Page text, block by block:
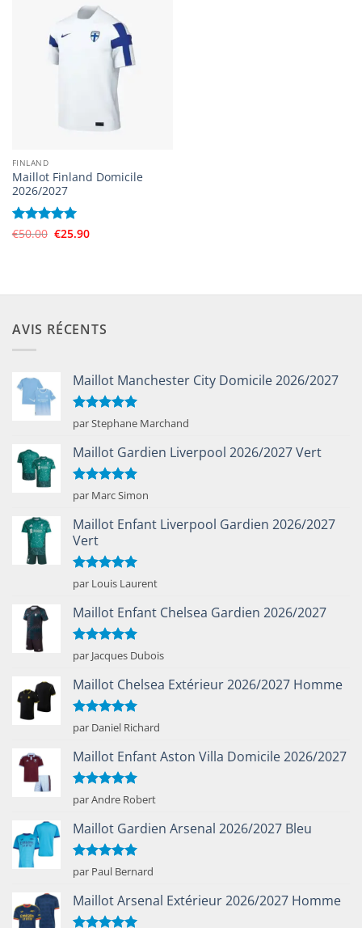
FINLAND
Maillot Finland Domicile
2026/2027
Note5 sur
€50.00 Le
€25.90Le
AVIS RÉCENTS
Maillot Manchester City Domicile 2026/2027
Note5sur
5
par Stephane Marchand
Maillot Gardien Liverpool 2026/2027 Vert
Note5sur
5
par Marc Simon
Maillot Enfant Liverpool Gardien 2026/2027
Vert
Note5sur
5
par Louis Laurent
Maillot Enfant Chelsea Gardien 2026/2027
Note5sur
5
par Jacques Dubois
Maillot Chelsea Extérieur 2026/2027 Homme
Note5sur
5
par Daniel Richard
Maillot Enfant Aston Villa Domicile 2026/2027
Note5sur
5
par Andre Robert
Maillot Gardien Arsenal 2026/2027 Bleu
Note5sur
5
par Paul Bernard
Maillot Arsenal Extérieur 2026/2027 Homme